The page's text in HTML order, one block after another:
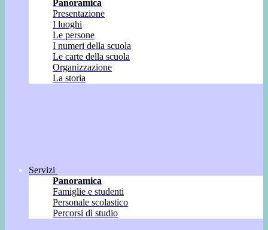
Panoramica
Presentazione
I luoghi
Le persone
I numeri della scuola
Le carte della scuola
Organizzazione
La storia
Servizi
Panoramica
Famiglie e studenti
Personale scolastico
Percorsi di studio